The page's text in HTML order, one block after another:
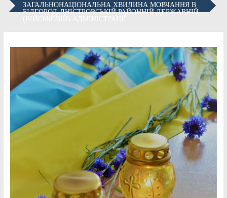
ЗАГАЛЬНОНАЦІОНАЛЬНА ХВИЛИНА МОВЧАННЯ В
БІЛГОРОД-ДНІСТРОВСЬКІЙ РАЙОННІЙ ДЕРЖАВНІЙ